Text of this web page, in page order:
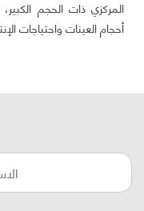
المركزي ذات الحجم
أحجام العينات واحتياجات